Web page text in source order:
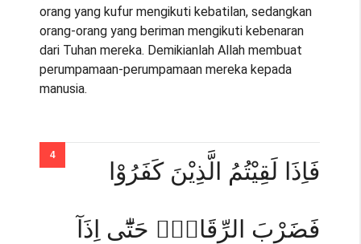
orang yang kufur mengikuti kebatilan, sedangkan
orang-orang yang beriman mengikuti kebenaran
dari Tuhan mereka. Demikianlah Allah membuat
perumpamaan-perumpamaan mereka kepada
manusia.
فَاِذَا لَقِيْتُمُ الَّذِيْنَ كَفَرُوْا
فَضَرْبَ الرِّقَابِۗ حَتّٰٓى اِذَآ